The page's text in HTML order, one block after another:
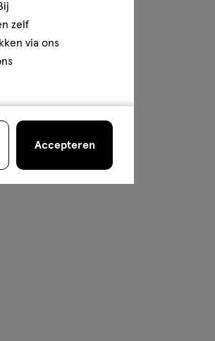
zelf
via ons
Accepteren